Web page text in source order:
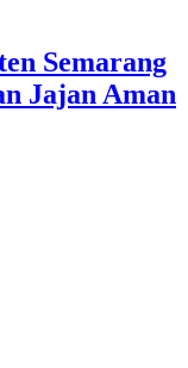
Semarang
Jajan Aman